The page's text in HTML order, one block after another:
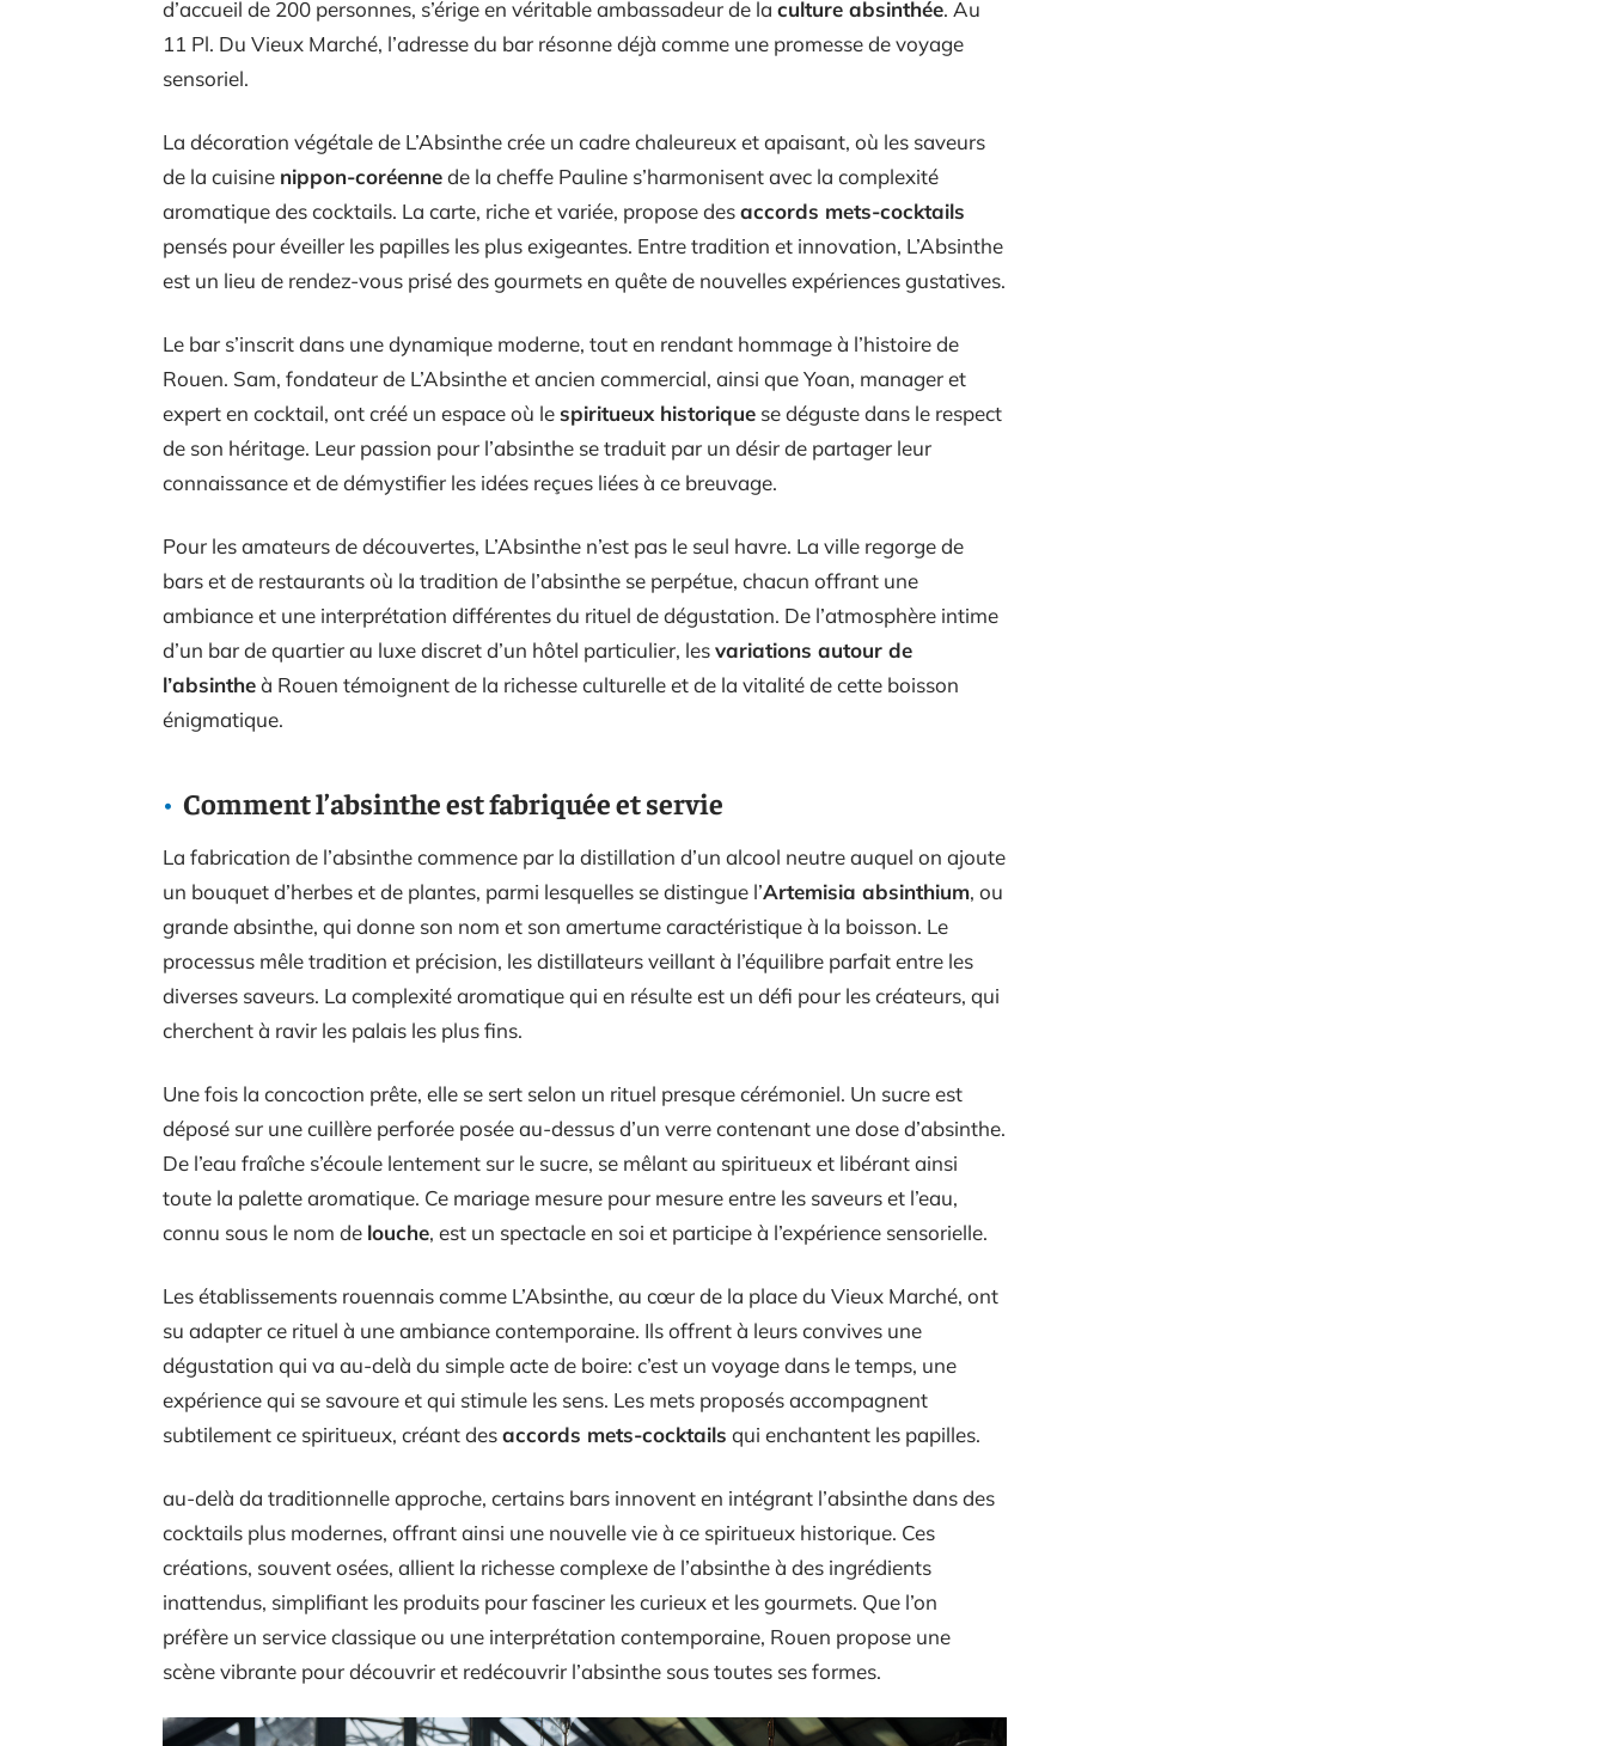
d’accueil de 200 personnes, s’érige en véritable ambassadeur de la culture absinthée. Au
11 Pl. Du Vieux Marché, l’adresse du bar résonne déjà comme une promesse de voyage
sensoriel.
La décoration végétale de L’Absinthe crée un cadre chaleureux et apaisant, où les saveurs
de la cuisine nippon-coréennede la cheffe Pauline s’harmonisent avec la complexité
aromatique des cocktails. La carte, riche et variée, propose desaccords mets-cocktails
pensés pour éveiller les papilles les plus exigeantes. Entre tradition et innovation, L’Absinthe
est un lieu de rendez-vous prisé des gourmets en quête de nouvelles expériences gustatives.
Le bar s’inscrit dans une dynamique moderne, tout en rendant hommage à l’histoire de
Rouen. Sam, fondateur de L’Absinthe et ancien commercial, ainsi que Yoan, manager et
expert en cocktail, ont créé un espace où lespiritueux historique se déguste dans le respect
de son héritage. Leur passion pour l’absinthe se traduit par un désir de partager leur
connaissance et de démystifier les idées reçues liées à ce breuvage.
Pour les amateurs de découvertes, L’Absinthe n’est pas le seul havre. La ville regorge de
bars et de restaurants où la tradition de l’absinthe se perpétue, chacun offrant une
ambiance et une interprétation différentes du rituel de dégustation. De l’atmosphère intime
d’un bar de quartier au luxe discret d’un hôtel particulier, lesvariations autour de
l’absintheà Rouen témoignent de la richesse culturelle et de la vitalité de cette boisson
énigmatique.
Comment l’absinthe est fabriquée et servie
La fabrication de l’absinthe commence par la distillation d’un alcool neutre auquel on ajoute
un bouquet d’herbes et de plantes, parmi lesquelles se distingue l’Artemisia absinthium, ou
grande absinthe, qui donne son nom et son amertume caractéristique à la boisson. Le
processus mêle tradition et précision, les distillateurs veillant à l’équilibre parfait entre les
diverses saveurs. La complexité aromatique qui en résulte est un défi pour les créateurs, qui
cherchent à ravir les palais les plus fins.
Une fois la concoction prête, elle se sert selon un rituel presque cérémoniel. Un sucre est
déposé sur une cuillère perforée posée au-dessus d’un verre contenant une dose d’absinthe.
De l’eau fraîche s’écoule lentement sur le sucre, se mêlant au spiritueux et libérant ainsi
toute la palette aromatique. Ce mariage mesure pour mesure entre les saveurs et l’eau,
connu sous le nom de louche, est un spectacle en soi et participe à l’expérience sensorielle.
Les établissements rouennais comme L’Absinthe, au cœur de la place du Vieux Marché, ont
su adapter ce rituel à une ambiance contemporaine. Ils offrent à leurs convives une
dégustation qui va au-delà du simple acte de boire: c’est un voyage dans le temps, une
expérience qui se savoure et qui stimule les sens. Les mets proposés accompagnent
subtilement ce spiritueux, créant desaccords mets-cocktails qui enchantent les papilles.
au-delà da traditionnelle approche, certains bars innovent en intégrant l’absinthe dans des
cocktails plus modernes, offrant ainsi une nouvelle vie à ce spiritueux historique. Ces
créations, souvent osées, allient la richesse complexe de l’absinthe à des ingrédients
inattendus, simplifiant les produits pour fasciner les curieux et les gourmets. Que l’on
préfère un service classique ou une interprétation contemporaine, Rouen propose une
scène vibrante pour découvrir et redécouvrir l’absinthe sous toutes ses formes.